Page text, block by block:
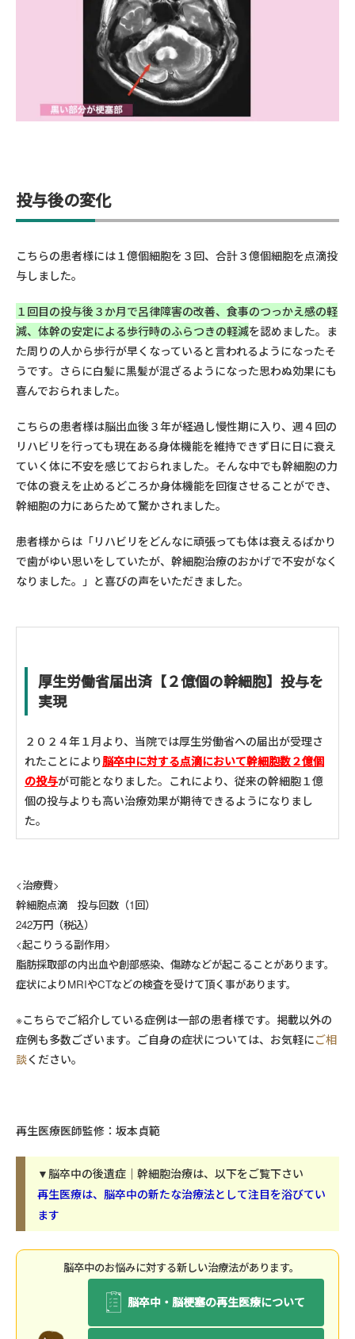
投与後の変化
こちらの患者様には１億個細胞を３回、合計３億個細胞を点滴投
与しました。
１回目の投与後３か月で呂律障害の改善、食事のつっかえ感の軽
減、体幹の安定による歩行時のふらつきの軽減を認めました。ま
た周りの人から歩行が早くなっていると言われるようになったそ
うです。さらに白髪に黒髪が混ざるようになった思わぬ効果にも
喜んでおられました。
こちらの患者様は脳出血後３年が経過し慢性期に入り、週４回の
リハビリを行っても現在ある身体機能を維持できず日に日に衰え
ていく体に不安を感じておられました。そんな中でも幹細胞の力
で体の衰えを止めるどころか身体機能を回復させることができ、
幹細胞の力にあらためて驚かされました。
患者様からは「リハビリをどんなに頑張っても体は衰えるばかり
で歯がゆい思いをしていたが、幹細胞治療のおかげで不安がなく
なりました。」と喜びの声をいただきました。
厚生労働省届出済【２億個の幹細胞】投与を
実現
２０２４年１月より、当院では厚生労働省への届出が受理さ
れたことにより脳卒中に対する点滴において幹細胞数２億個
の投与が可能となりました。これにより、従来の幹細胞１億
個の投与よりも高い治療効果が期待できるようになりまし
た。
<治療費>
幹細胞点滴 投与回数（1回）
242万円（税込）
<起こりうる副作用>
脂肪採取部の内出血や創部感染、傷跡などが起こることがあります。
症状によりMRIやCTなどの検査を受けて頂く事があります。
※こちらでご紹介している症例は一部の患者様です。掲載以外の
症例も多数ございます。ご自身の症状については、お気軽にご相
談ください。
再生医療医師監修：坂本貞範
▼脳卒中の後遺症｜幹細胞治療は、以下をご覧下さい
再生医療は、脳卒中の新たな治療法として注目を浴びてい
ます
脳卒中のお悩みに対する新しい治療法があります。
脳卒中・脳梗塞の再生医療について